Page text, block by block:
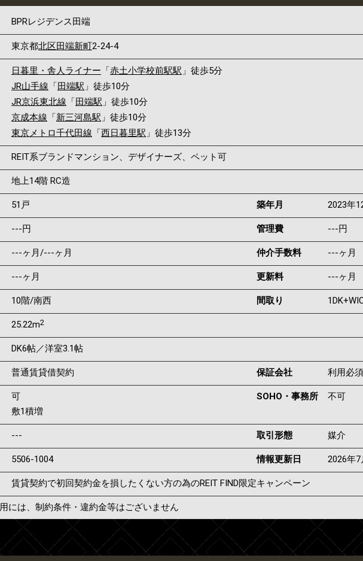
BPRレジデンス田端
東京都北区田端新町2-24-4
日暮里・舎人ライナー 「赤土小学校前駅駅 」徒歩5分
JR山手線 「田端駅 」徒歩10分
JR京浜東北線 「田端駅 」徒歩10分
京成本線 「新三河島駅 」徒歩10分
東京メトロ千代田線 「西日暮里駅 」徒歩13分
REIT系ブランドマンション、デザイナーズ、ペット可
地上14階 RC造
51戸 築年月 2023年
---円 管理費 ---円
---ヶ月/---ヶ月 仲介手数料 ---ヶ月
---ヶ月 更新料 ---ヶ月
10階/南西 間取り
25.22m2
DK6帖／洋室3.1帖
普通賃貸借契約 保証会社 利用必須
可
敷1積増
SOHO・事務所 不可
--- 取引形態 媒介
5506-1004 情報更新日 2026年
賃貸契約で初回契約金を損したくない方の為のREIT FIND限定キャンペーン
には、制約条件・違約金等はございません